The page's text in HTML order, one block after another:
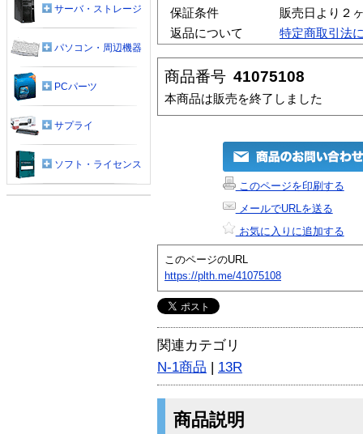
保証条件
販売日より２
返品について
特定商取引法
商品番号 41075108
本商品は販売を終了しました
このページを印刷する
メールでURLを送る
お気に入りに追加する
このページのURL
https://plth.me/41075108
関連カテゴリ
N-1商品 | 13R
商品説明
サーバ・ストレージ
パソコン・周辺機器
PCパーツ
サプライ
ソフト・ライセンス